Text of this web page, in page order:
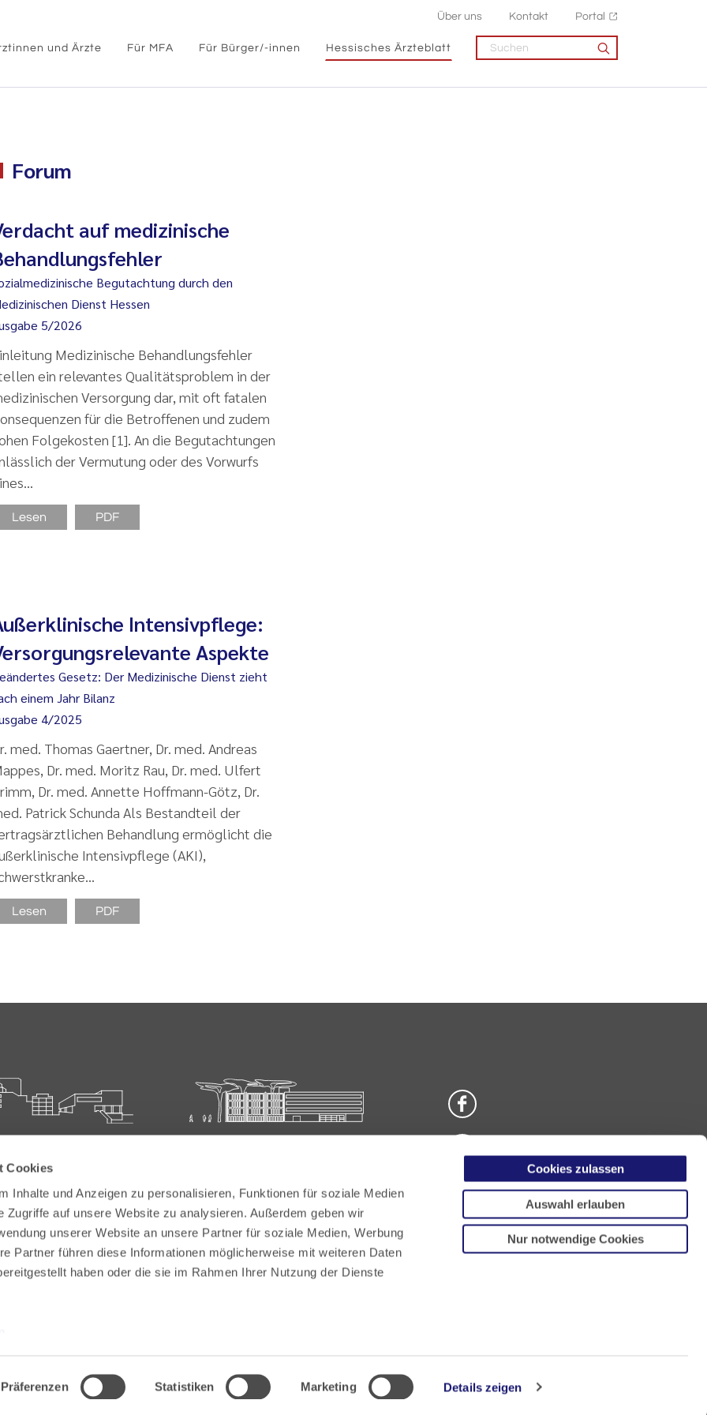
Cookies
Inhalte und Anzeigen zu personalisieren, Funktionen für soziale Medien
Zugriffe auf unsere Website zu analysieren. Außerdem geben wir
unserer Website an unsere Partner für soziale Medien, Werbung
Partner führen diese Informationen möglicherweise mit weiteren Daten
haben oder die sie im Rahmen Ihrer Nutzung der Dienste
Präferenzen Statistiken Marketing Details zeigen
Cookies zulassen
Auswahl erlauben
Nur notwendige Cookies
Über uns Kontakt Portal
und Ärzte Für MFA Für Bürger/-innen Hessisches Ärzteblatt
Forum
auf medizinische
Begutachtung durch den
Dienst Hessen
5/2026
Medizinische Behandlungsfehler
ein relevantes Qualitätsproblem in der
Versorgung dar, mit oft fatalen
für die Betroffenen und zudem
Folgekosten [1]. An die Begutachtungen
der Vermutung oder des Vorwurfs
Lesen PDF
Intensivpflege:
Aspekte
Gesetz: Der Medizinische Dienst zieht
einem Jahr Bilanz
4/2025
med. Thomas Gaertner, Dr. med. Andreas
Dr. med. Moritz Rau, Dr. med. Ulfert
Dr. med. Annette Hoffmann-Götz, Dr.
Patrick Schunda Als Bestandteil der
Behandlung ermöglicht die
Intensivpflege (AKI),
Lesen PDF
Nauheim
6032 782-200
6032 782-220
61231 Bad Nauheim
Tel: +49 6032 782-100
Fax: +49 6032 782-180
Impressum Sitemap Barrierefreiheit Information in English